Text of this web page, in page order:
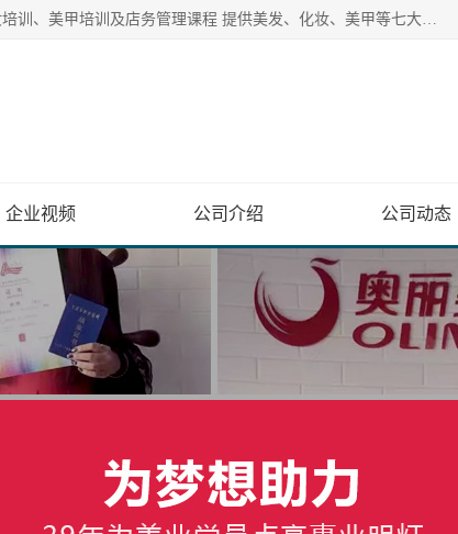
奥丽美容美发彩妆培训学校提供多种美发培训、美容培训、化妆培训、美甲培训及店务管理课程 提供美发、化妆、美甲等七大美业课程
企业视频 公司介绍 公司动态